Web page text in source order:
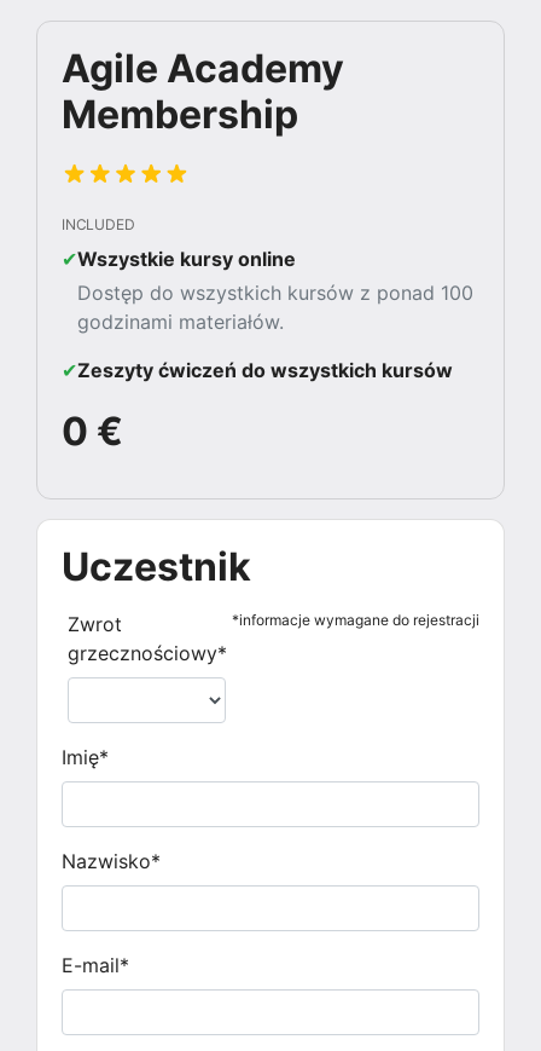
Agile Academy
Membership
INCLUDED
✔︎Wszystkie kursy online
Dostęp do wszystkich kursów z ponad 100
godzinami materiałów.
✔︎Zeszyty ćwiczeń do wszystkich kursów
0 €
If you
ignore
this
field
Uczestnik
*informacje wymagane do rejestracji
Zwrot
grzecznościowy*
Imię*
Nazwisko*
E-mail*